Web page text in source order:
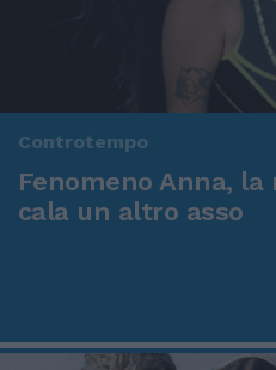
Controtempo
Fenomeno Anna,
cala un altro asso